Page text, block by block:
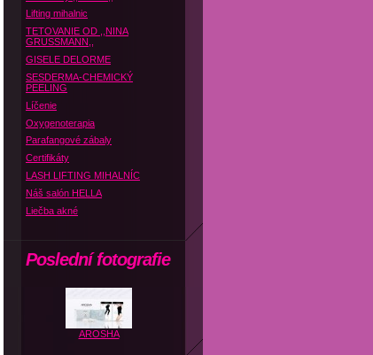
Lifting mihalnic
TETOVANIE OD ,,NINA
GRUSSMANN,,
GISELE DELORME
SESDERMA-CHEMICKÝ
PEELING
Líčenie
Oxygenoterapia
Parafangové zábaly
Certifikáty
LASH LIFTING MIHALNÍC
Náš salón HELLA
Liečba akné
Poslední fotografie
AROSHA